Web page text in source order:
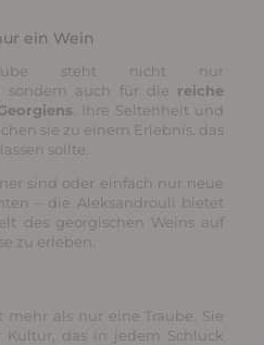
ein Wein
steht nicht nur
, sondern auch für die reiche
. Ihre Seltenheit und
sie zu einem Erlebnis, das
sollte.
sind oder einfach nur neue
– die Aleksandrouli bietet
des georgischen Weins auf
zu erleben.
als nur eine Traube. Sie
Kultur, das in jedem Schluck